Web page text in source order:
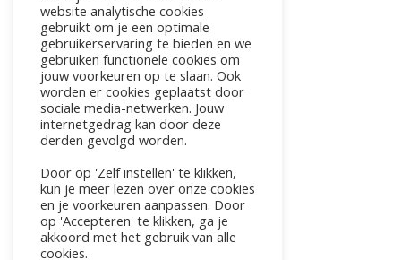
website analytische cookies
gebruikt om je een optimale
gebruikerservaring te bieden en we
gebruiken functionele cookies om
jouw voorkeuren op te slaan. Ook
worden er cookies geplaatst door
sociale media-netwerken. Jouw
internetgedrag kan door deze
derden gevolgd worden.
Door op 'Zelf instellen' te klikken,
kun je meer lezen over onze cookies
en je voorkeuren aanpassen. Door
op 'Accepteren' te klikken, ga je
akkoord met het gebruik van alle
cookies.